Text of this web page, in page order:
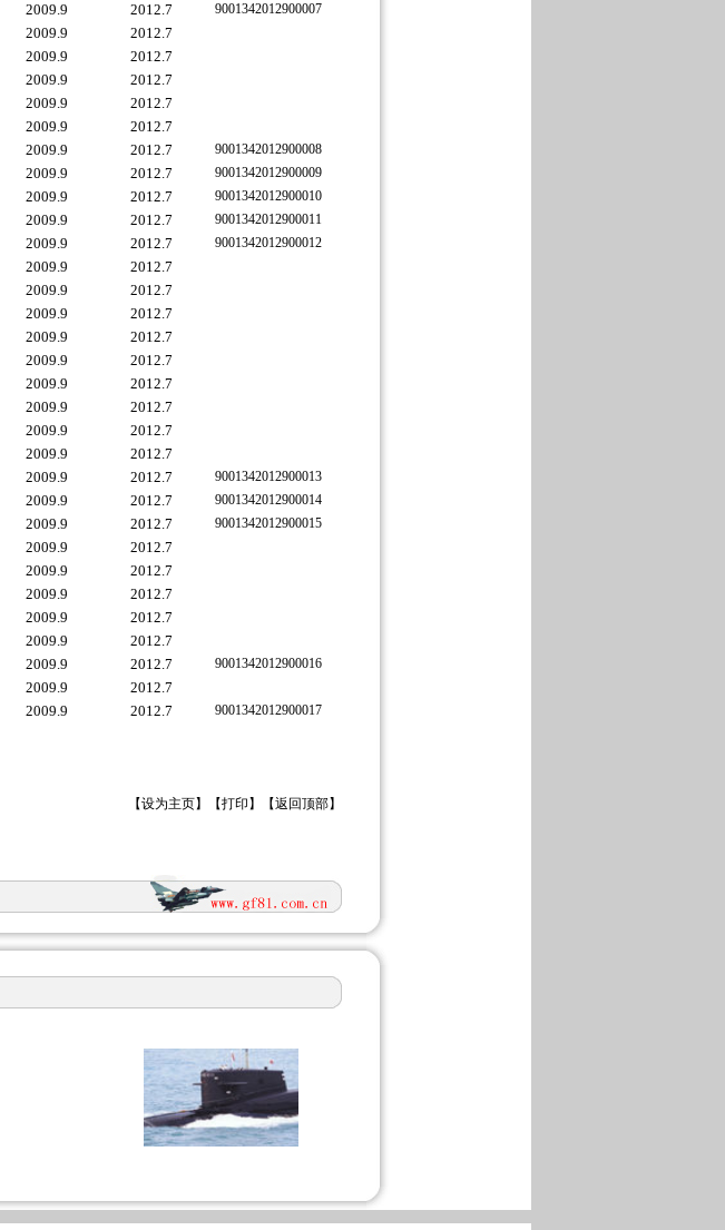
2009.9 2012.7 9001342012900007
2009.9
2012.7
2009.9
2012.7
2009.9
2012.7
2009.9
2012.7
2009.9
2012.7
2009.9 2012.7 9001342012900008
2009.9 2012.7 9001342012900009
2009.9 2012.7 9001342012900010
2009.9 2012.7 9001342012900011
2009.9 2012.7 9001342012900012
2009.9
2012.7
2009.9
2012.7
2009.9
2012.7
2009.9
2012.7
2009.9
2012.7
2009.9
2012.7
2009.9
2012.7
2009.9
2012.7
2009.9
2012.7
2009.9 2012.7 9001342012900013
2009.9 2012.7 9001342012900014
2009.9 2012.7 9001342012900015
2009.9
2012.7
2009.9
2012.7
2009.9
2012.7
2009.9
2012.7
2009.9
2012.7
2009.9 2012.7 9001342012900016
2009.9
2012.7
2009.9 2012.7 9001342012900017
【设为主页】【打印 】【返回顶部】